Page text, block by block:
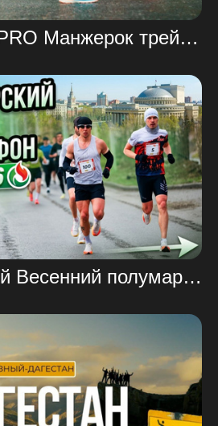
Спортмастер PRO Манжерок трейл — Тайга трейл 2026
Новосибирский Весенний полумарафон Teboil 2026